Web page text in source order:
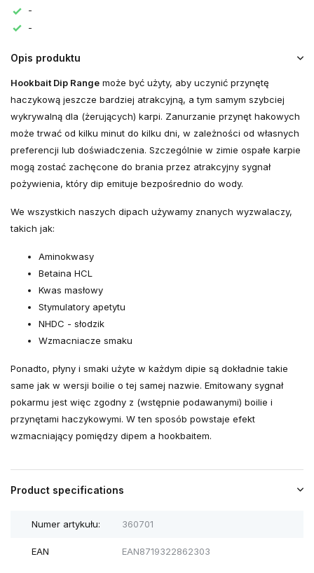
-
-
Opis produktu
Hookbait Dip Range może być użyty, aby uczynić przynętę
haczykową jeszcze bardziej atrakcyjną, a tym samym szybciej
wykrywalną dla (żerujących) karpi. Zanurzanie przynęt hakowych
może trwać od kilku minut do kilku dni, w zależności od własnych
preferencji lub doświadczenia. Szczególnie w zimie ospałe karpie
mogą zostać zachęcone do brania przez atrakcyjny sygnał
pożywienia, który dip emituje bezpośrednio do wody.
We wszystkich naszych dipach używamy znanych wyzwalaczy,
takich jak:
Aminokwasy
Betaina HCL
Kwas masłowy
Stymulatory apetytu
NHDC - słodzik
Wzmacniacze smaku
Ponadto, płyny i smaki użyte w każdym dipie są dokładnie takie
same jak w wersji boilie o tej samej nazwie. Emitowany sygnał
pokarmu jest więc zgodny z (wstępnie podawanymi) boilie i
przynętami haczykowymi. W ten sposób powstaje efekt
wzmacniający pomiędzy dipem a hookbaitem.
Product specifications
Numer artykułu: 360701
EAN EAN8719322862303